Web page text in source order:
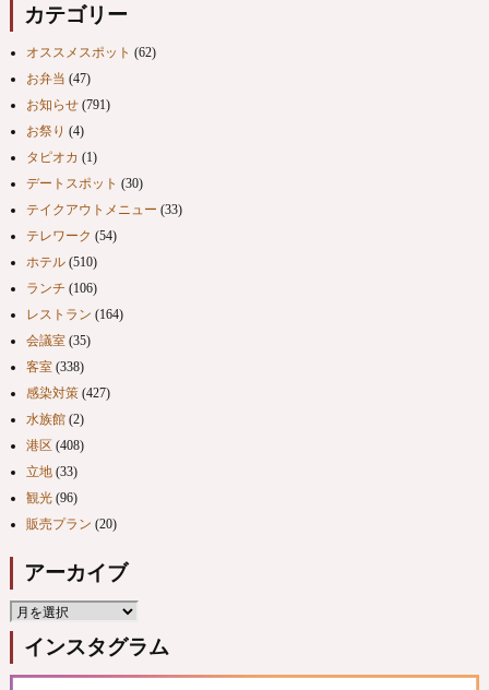
カテゴリー
オススメスポット (62)
お弁当 (47)
お知らせ(791)
お祭り (4)
タピオカ (1)
デートスポット (30)
テイクアウトメニュー (33)
テレワーク (54)
ホテル(510)
ランチ (106)
レストラン (164)
会議室(35)
客室(338)
感染対策(427)
水族館(2)
港区(408)
立地(33)
観光(96)
販売プラン (20)
アーカイブ
インスタグラム